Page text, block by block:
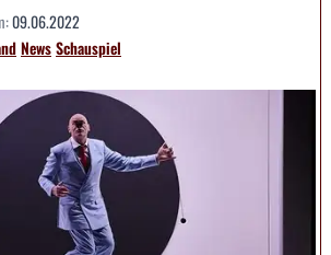
09.06.2022
NewsSchauspiel